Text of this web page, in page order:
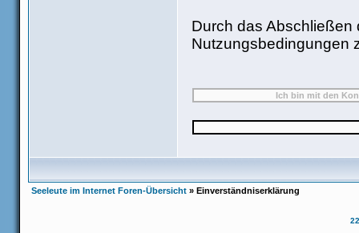
Durch das Abschließen
Nutzungsbedingungen
Seeleute im Internet Foren-Übersicht » Einverständniserklärung